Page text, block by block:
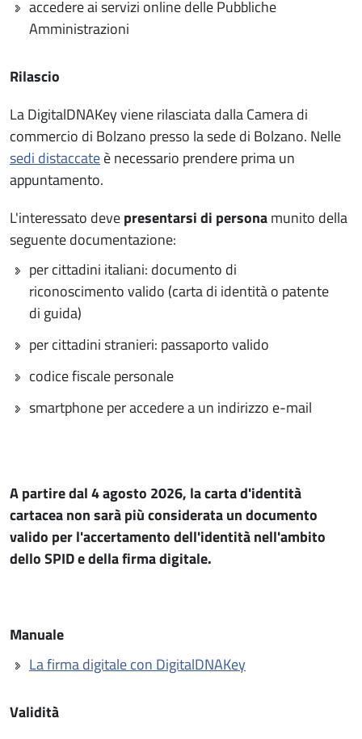
accedere ai servizi online delle Pubbliche
Amministrazioni
Rilascio
La DigitalDNAKey viene rilasciata dalla Camera di
commercio di Bolzano presso la sede di Bolzano. Nelle
sedi distaccateè necessario prendere prima un
appuntamento.
L'interessato devepresentarsi di personamunito della
seguente documentazione:
per cittadini italiani: documento di
riconoscimento valido (carta di identità o patente
di guida)
per cittadini stranieri: passaporto valido
codice fiscale personale
smartphone per accedere a un indirizzo e-mail
A partire dal 4 agosto 2026, la carta d'identità
cartacea non sarà più considerata un documento
valido per l'accertamento dell'identità nell'ambito
dello SPID e della firma digitale.
Manuale
La firma digitale con DigitalDNAKey
Validità